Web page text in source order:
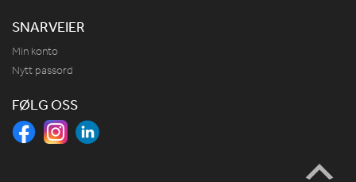
SNARVEIER
Min konto
Nytt passord
FØLG OSS